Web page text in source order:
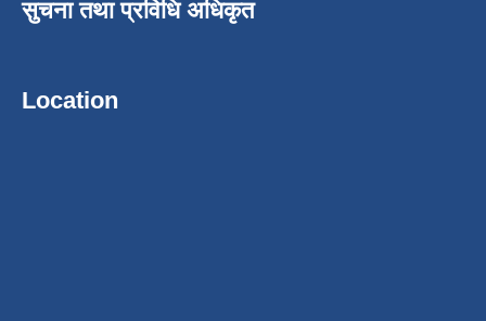
सुचना तथा प्रविधि अधिकृत
Location